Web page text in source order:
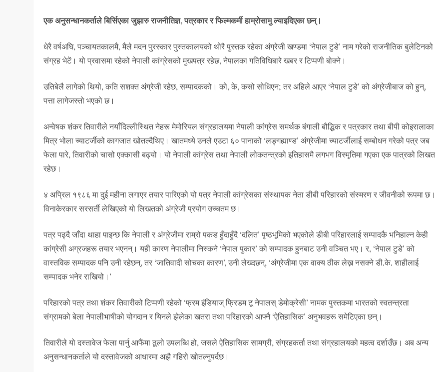
एक अनुसन्धानकर्ताले बिर्सिएका जुझारु राजनीतिज्ञ, पत्रकार र फिल्मकर्मी हाम्रोसामु ल्याइदिएका छन्।
धेरै वर्षअघि, पञ्चायतकालमै, मैले मदन पुरस्कार पुस्तकालयको थोरै पुस्तक रहेका अंग्रेजी खण्डमा ‘नेपाल टुडे’ नाम गरेको राजनीतिक बुलेटिनको
संग्रह भेटें। यो प्रवासमा रहेको नेपाली कांग्रेसको मुखपत्र रहेछ, नेपालका गतिविधिबारे खबर र टिप्पणी बोक्ने।
उतिबेलै लागेको थियो, कति सशक्त अंग्रेजी रहेछ, सम्पादकको। को, के, कसो सोधिएन; तर अहिले आएर ‘नेपाल टुडे’ को अंग्रेजीबाज को हुन्,
पत्ता लागेजस्तो भएको छ।
अन्वेषक शंकर तिवारीले नयाँदिल्लीस्थित नेहरू मेमोरियल संग्रहालयमा नेपाली कांग्रेस समर्थक बंगाली बौद्धिक र पत्रकार तथा बीपी कोइरालाका
मित्र भोला च्याटर्जीको कागजात खोतल्दैथिए। खातमध्ये उनले एउटा ६० पानाको ‘लङ्गह्याण्ड’ अंग्रेजीमा च्याटर्जीलाई सम्बोधन गरेको पत्र जब
फेला पारे, तिवारीको चासो एक्कासी बढ्यो। यो नेपाली कांग्रेस तथा नेपाली लोकतन्त्रको इतिहासमै लगभग विस्मृतिमा गएका एक पात्रको लिखत
रहेछ।
४ अप्रिल १९८६ मा दुई महीना लगाएर तयार पारिएको यो पत्र नेपाली कांग्रेसका संस्थापक नेता डीबी परिहारको संस्मरण र जीवनीको रूपमा छ।
विनाकेरकार सरसर्ती लेखिएको यो लिखतको अंग्रेजी प्रयोग उच्चतम छ।
पत्र पढ्दै जाँदा थाहा पाइन्छ कि नेपाली र अंग्रेजीमा राम्रो पकड हुँदाहुँदै ‘दलित’ पृष्ठभूमिको भएकोले डीबी परिहारलाई सम्पादकै भनिहाल्न केही
कांग्रेसी अग्रजहरू तयार भएनन्। यही कारण नेपालीमा निस्कने ‘नेपाल पुकार’ को सम्पादक हुनबाट उनी वञ्चित भए। र, ‘नेपाल टुडे’ को
वास्तविक सम्पादक पनि उनी रहेछन्, तर ‘जातिवादी सोचका कारण’, उनी लेख्दछन्, ‘अंग्रेजीमा एक वाक्य ठीक लेख्न नसक्ने डी.के. शाहीलाई
सम्पादक भनेर राखियो।’
परिहारको पत्र तथा शंकर तिवारीको टिप्पणी रहेको ‘फ्रम इंडियाज् फ्रिडम टू नेपालस् डेमोक्रेसी’ नामक पुस्तकमा भारतको स्वतन्त्रता
संग्रामको बेला नेपालीभाषीको योगदान र यिनले झेलेका खतरा तथा परिहारको आफ्नै ‘ऐतिहासिक’ अनुभवहरू समेटिएका छन्।
तिवारीले यो दस्तावेज फेला पार्नु आफैंमा ठूलो उपलब्धि हो, जसले ऐतिहासिक सामग्री, संग्रहकर्ता तथा संग्रहालयको महत्व दर्शाउँछ। अब अन्य
अनुसन्धानकर्ताले यो दस्तावेजको आधारमा अझै गहिरो खोतल्नुपर्दछ।